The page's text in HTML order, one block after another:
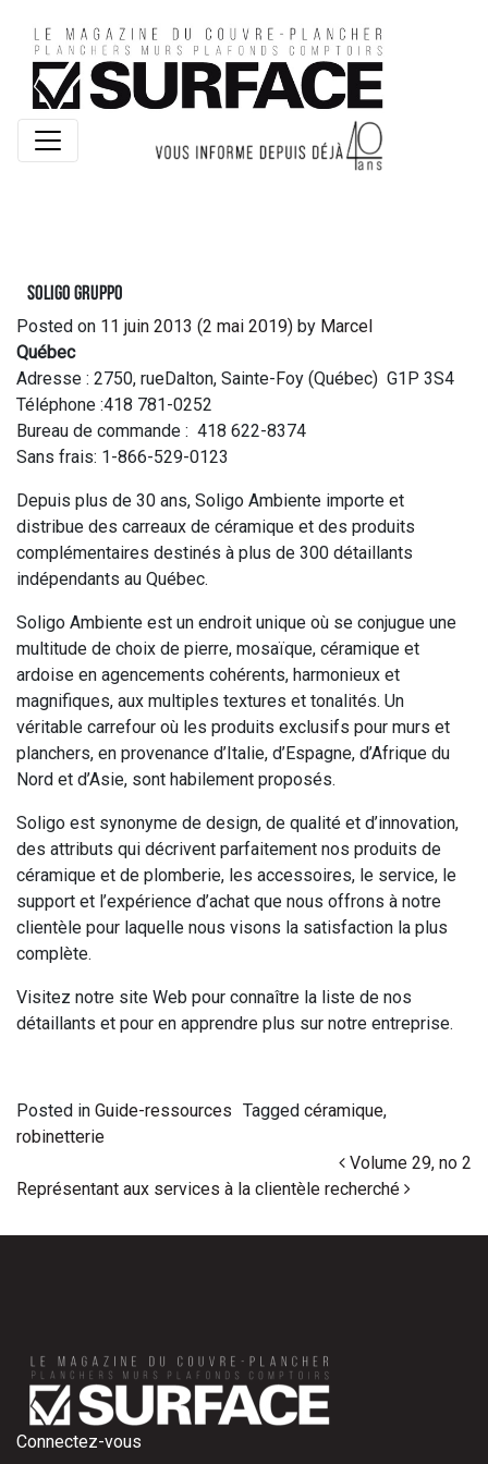
SOLIGO gruppo
Posted on 11 juin 2013 (2 mai 2019) by Marcel
Québec
Adresse : 2750, rueDalton, Sainte-Foy (Québec) G1P 3S4
Téléphone :418 781-0252
Bureau de commande : 418 622-8374
Sans frais: 1-866-529-0123
Depuis plus de 30 ans, Soligo Ambiente importe et
distribue des carreaux de céramique et des produits
complémentaires destinés à plus de 300 détaillants
indépendants au Québec.
Soligo Ambiente est un endroit unique où se conjugue une
multitude de choix de pierre, mosaïque, céramique et
ardoise en agencements cohérents, harmonieux et
magnifiques, aux multiples textures et tonalités. Un
véritable carrefour où les produits exclusifs pour murs et
planchers, en provenance d’Italie, d’Espagne, d’Afrique du
Nord et d’Asie, sont habilement proposés.
Soligo est synonyme de design, de qualité et d’innovation,
des attributs qui décrivent parfaitement nos produits de
céramique et de plomberie, les accessoires, le service, le
support et l’expérience d’achat que nous offrons à notre
clientèle pour laquelle nous visons la satisfaction la plus
complète.
Visitez notre site Web pour connaître la liste de nos
détaillants et pour en apprendre plus sur notre entreprise.
Posted in Guide-ressources Tagged céramique,
robinetterie
Volume 29, no 2
Représentant aux services à la clientèle recherché
Connectez-vous